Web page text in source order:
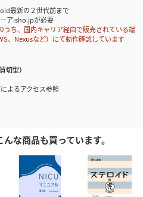
最新の２世代前まで
アisho.jpが必要
ち、国内キャリア経由で販売されている端
、Nexusなど）にて動作確認しています
切型）
よるアクセス参照
な商品も買っています。